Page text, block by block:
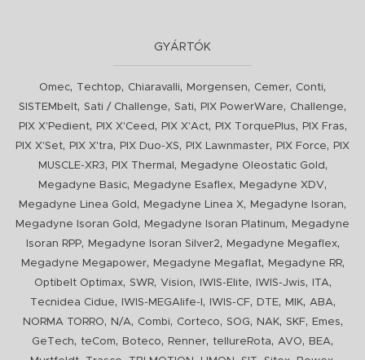
GYÁRTÓK
Omec, Techtop, Chiaravalli, Morgensen, Cemer, Conti,
SISTEMbelt, Sati / Challenge, Sati, PIX PowerWare, Challenge,
PIX X'Pedient, PIX X'Ceed , PIX X'Act, PIX TorquePlus, PIX Fras,
PIX X'Set, PIX X'tra, PIX Duo-XS, PIX Lawnmaster, PIX Force,
PIX
MUSCLE-XR3, PIX Thermal , Megadyne Oleostatic Gold ,
Megadyne Basic, Megadyne Esaflex, Megadyne XDV,
Megadyne Linea Gold , Megadyne Linea X, Megadyne Isoran,
Megadyne Isoran Gold , Megadyne Isoran Platinum,
Megadyne
Isoran RPP, Megadyne Isoran Silver2, Megadyne Megaflex,
Megadyne Megapower, Megadyne Megaflat, Megadyne RR,
Optibelt Optimax, SWR, Vision, IWIS-Elite, IWIS-Jwis, ITA,
Tecnidea Cidue, IWIS-MEGAlife-I , IWIS-CF, DTE, MIK, ABA,
NORMA TORRO, N/A, Combi, Corteco, SOG, NAK, SKF, Emes,
GeTech, teCom, Boteco, Renner, tellureRota, AVO, BEA,